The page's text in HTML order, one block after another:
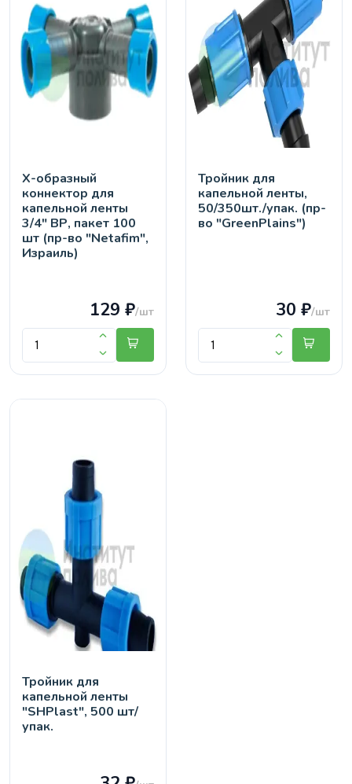
Х-образный
коннектор для
капельной ленты
3/4" ВР, пакет 100
шт (пр-во "Netafim",
Израиль)
129 ₽/шт
Тройник для
капельной ленты,
50/350шт./упак. (пр-
во "GreenPlains")
30 ₽/шт
Тройник для
капельной ленты
"SHPlast", 500 шт/
упак.